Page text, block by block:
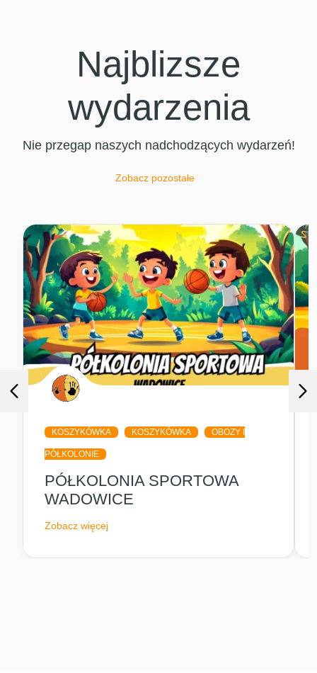
Najblizsze
wydarzenia
Nie przegap naszych nadchodzących wydarzeń!
Zobacz pozostałe
KOSZYKÓWKA KOSZYKÓWKA OBOZY I
PÓŁKOLONIE
PÓŁKOLONIA SPORTOWA
WADOWICE
Zobacz więcej